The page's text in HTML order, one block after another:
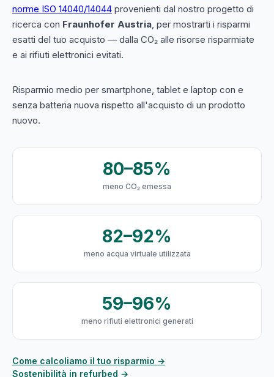
norme ISO 14040/14044 provenienti dal nostro progetto di
ricerca con Fraunhofer Austria, per mostrarti i risparmi
esatti del tuo acquisto — dalla CO₂ alle risorse risparmiate
e ai rifiuti elettronici evitati.
Risparmio medio per smartphone, tablet e laptop con e
senza batteria nuova rispetto all'acquisto di un prodotto
nuovo.
80–85%
meno CO₂ emessa
82–92%
meno acqua virtuale utilizzata
59–96%
meno rifiuti elettronici generati
Come calcoliamo il tuo risparmio →
Sostenibilità in refurbed →